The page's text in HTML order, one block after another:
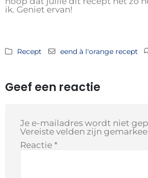
ik. Geniet ervan!
Recept eend à l'orange recept
Geef een reactie
Je e-mailadres wordt niet
Vereiste velden zijn
Reactie *